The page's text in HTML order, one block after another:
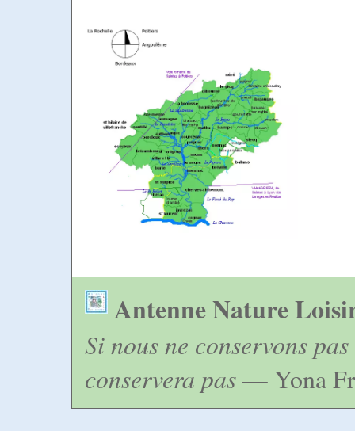
Antenne Nature
Si nous ne conservons
conservera pas— Yona